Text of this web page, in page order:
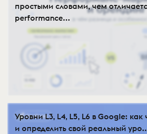
простыми словами, чем
performance...
Уровни L3, L4, L5, L6 в Google: как
и определить свой реальный